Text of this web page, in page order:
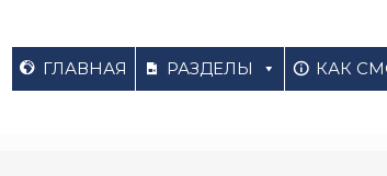
ГЛАВНАЯ РАЗДЕЛЫ КАК